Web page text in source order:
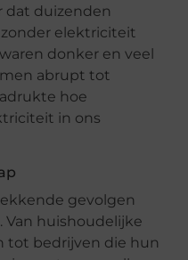
dat duizenden
elektriciteit
donker en veel
abrupt tot
hoe
in ons
gevolgen
Van huishoudelijke
tot bedrijven die hun